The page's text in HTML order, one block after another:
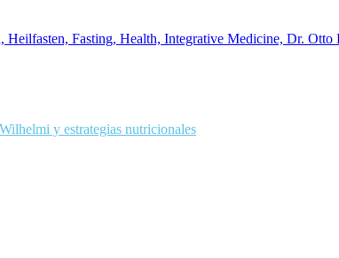
y estrategias nutricionales